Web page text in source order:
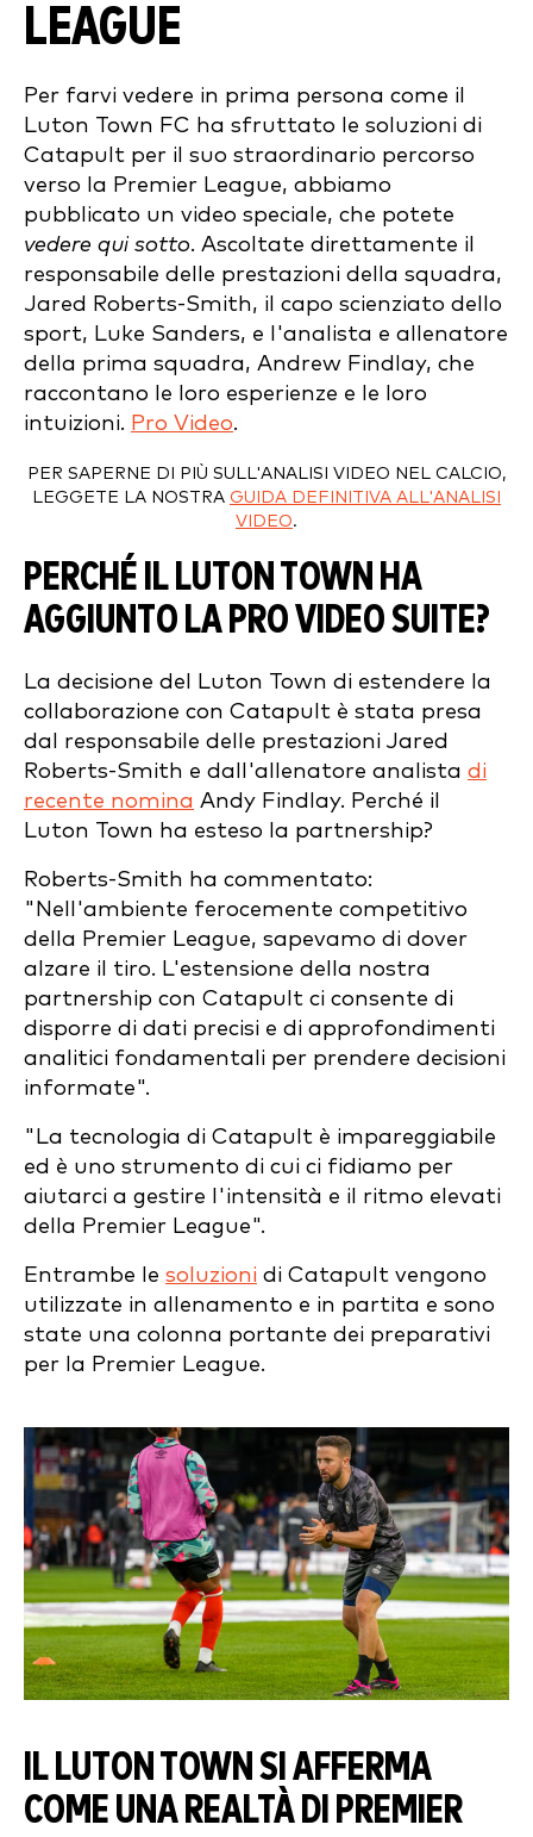
LEAGUE
Per farvi vedere in prima persona come il
Luton Town FC ha sfruttato le soluzioni di
Catapult per il suo straordinario percorso
verso la Premier League, abbiamo
pubblicato un video speciale, che potete
vedere qui sotto. Ascoltate direttamente il
responsabile delle prestazioni della squadra,
Jared Roberts-Smith, il capo scienziato dello
sport, Luke Sanders, e l'analista e allenatore
della prima squadra, Andrew Findlay, che
raccontano le loro esperienze e le loro
intuizioni. Pro Video.
PER SAPERNE DI PIÙ SULL'ANALISI VIDEO NEL CALCIO,
LEGGETE LA NOSTRA GUIDA DEFINITIVA ALL'ANALISI
VIDEO.
PERCHÉ IL LUTON TOWN HA
AGGIUNTO LA PRO VIDEO SUITE?
La decisione del Luton Town di estendere la
collaborazione con Catapult è stata presa
dal responsabile delle prestazioni Jared
Roberts-Smith e dall'allenatore analista di
recente nomina Andy Findlay. Perché il
Luton Town ha esteso la partnership?
Roberts-Smith ha commentato:
"Nell'ambiente ferocemente competitivo
della Premier League, sapevamo di dover
alzare il tiro. L'estensione della nostra
partnership con Catapult ci consente di
disporre di dati precisi e di approfondimenti
analitici fondamentali per prendere decisioni
informate".
"La tecnologia di Catapult è impareggiabile
ed è uno strumento di cui ci fidiamo per
aiutarci a gestire l'intensità e il ritmo elevati
della Premier League".
Entrambe le soluzioni di Catapult vengono
utilizzate in allenamento e in partita e sono
state una colonna portante dei preparativi
per la Premier League.
IL LUTON TOWN SI AFFERMA
COME UNA REALTÀ DI PREMIER